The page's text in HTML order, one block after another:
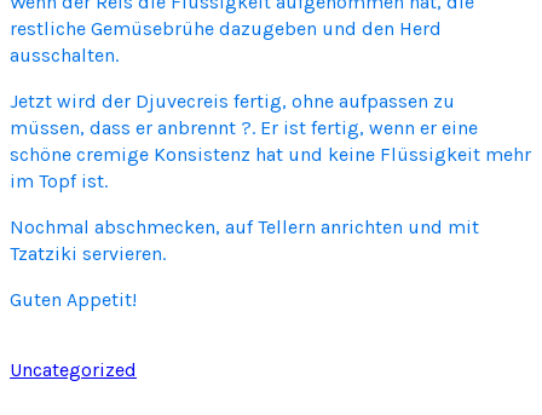
restliche Gemüsebrühe dazugeben und den Herd
ausschalten.
Jetzt wird der Djuvecreis fertig, ohne aufpassen zu
müssen, dass er anbrennt ?. Er ist fertig, wenn er eine
schöne cremige Konsistenz hat und keine Flüssigkeit mehr
im Topf ist.
Nochmal abschmecken, auf Tellern anrichten und mit
Tzatziki servieren.
Guten Appetit!
Uncategorized